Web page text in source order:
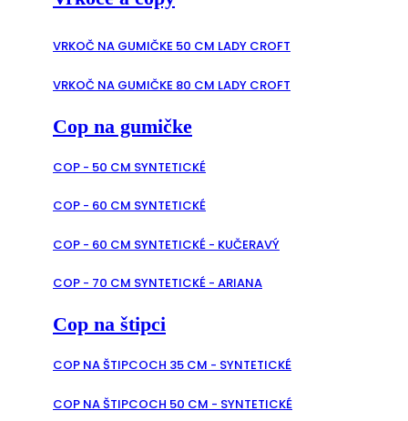
VRKOČ NA GUMIČKE 50 CM LADY CROFT
VRKOČ NA GUMIČKE 80 CM LADY CROFT
Cop na gumičke
COP - 50 CM SYNTETICKÉ
COP - 60 CM SYNTETICKÉ
COP - 60 CM SYNTETICKÉ - KUČERAVÝ
COP - 70 CM SYNTETICKÉ - ARIANA
Cop na štipci
COP NA ŠTIPCOCH 35 CM - SYNTETICKÉ
COP NA ŠTIPCOCH 50 CM - SYNTETICKÉ